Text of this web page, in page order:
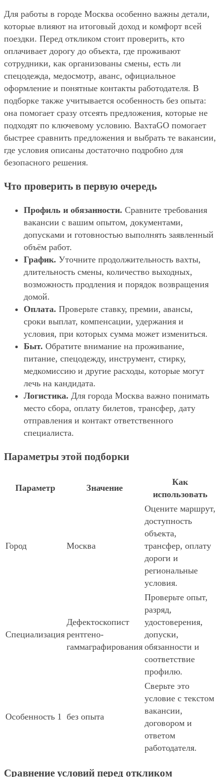
Для работы в городе Москва особенно важны детали,
которые влияют на итоговый доход и комфорт всей
поездки. Перед откликом стоит проверить, кто
оплачивает дорогу до объекта, где проживают
сотрудники, как организованы смены, есть ли
спецодежда, медосмотр, аванс, официальное
оформление и понятные контакты работодателя. В
подборке также учитывается особенность без опыта:
она помогает сразу отсеять предложения, которые не
подходят по ключевому условию. ВахтаGO помогает
быстрее сравнить предложения и выбрать те вакансии,
где условия описаны достаточно подробно для
безопасного решения.
Что проверить в первую очередь
Профиль и обязанности. Сравните требования
вакансии с вашим опытом, документами,
допусками и готовностью выполнять заявленный
объём работ.
График. Уточните продолжительность вахты,
длительность смены, количество выходных,
возможность продления и порядок возвращения
домой.
Оплата. Проверьте ставку, премии, авансы,
сроки выплат, компенсации, удержания и
условия, при которых сумма может измениться.
Быт. Обратите внимание на проживание,
питание, спецодежду, инструмент, стирку,
медкомиссию и другие расходы, которые могут
лечь на кандидата.
Логистика. Для города Москва важно понимать
место сбора, оплату билетов, трансфер, дату
отправления и контакт ответственного
специалиста.
Параметры этой подборки
Параметр Значение
Как
использовать
Город Москва
Оцените маршрут,
доступность
объекта,
трансфер, оплату
дороги и
региональные
условия.
Специализация
Дефектоскопист
рентгено-
гаммаграфирования
Проверьте опыт,
разряд,
удостоверения,
допуски,
обязанности и
соответствие
профилю.
Особенность 1 без опыта
Сверьте это
условие с текстом
вакансии,
договором и
ответом
работодателя.
Сравнение условий перед откликом